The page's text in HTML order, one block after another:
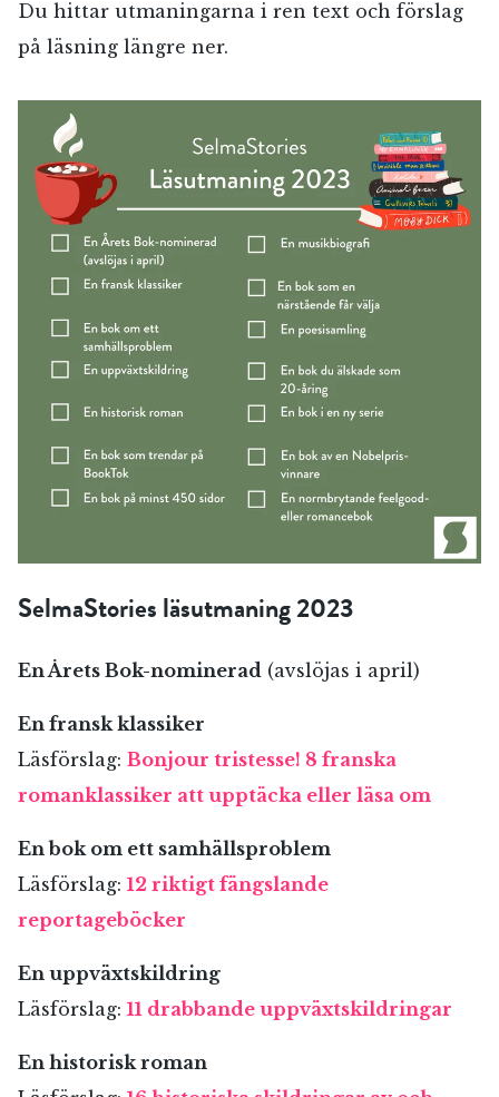
Du hittar utmaningarna i ren text och förslag
på läsning längre ner.
SelmaStories läsutmaning 2023
En Årets Bok-nominerad (avslöjas i april)
En fransk klassiker
Läsförslag: Bonjour tristesse! 8 franska
romanklassiker att upptäcka eller läsa om
En bok om ett samhällsproblem
Läsförslag: 12 riktigt fängslande
reportageböcker
En uppväxtskildring
Läsförslag: 11 drabbande uppväxtskildringar
En historisk roman